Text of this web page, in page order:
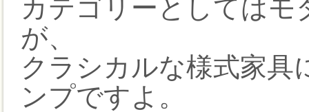
カテゴリーとしては
が、
クラシカルな様式家
ンプですよ。